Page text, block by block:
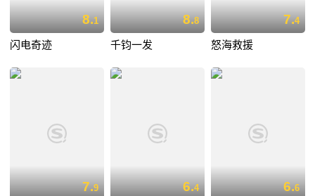
8.1
闪电奇迹
8.8
千钧一发
7.4
怒海救援
7.9 6.4 6.6